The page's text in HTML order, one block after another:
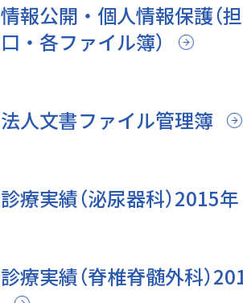
情報公開・個人情報保護（
口・各ファイル簿）
法人文書ファイル管理簿
診療実績（泌尿器科）2015年
診療実績（脊椎脊髄外科）